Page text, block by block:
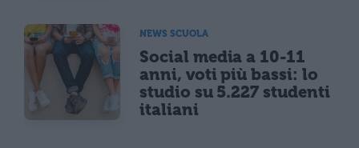
NEWS SCUOLA
Social media a 10-11
anni, voti più bassi: lo
studio su 5.227 studenti
italiani